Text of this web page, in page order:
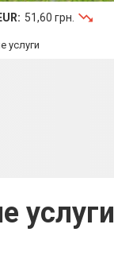
51,60 грн.
услуги
услуги